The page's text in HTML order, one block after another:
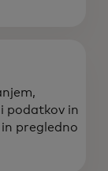
podatkov in
pregledno